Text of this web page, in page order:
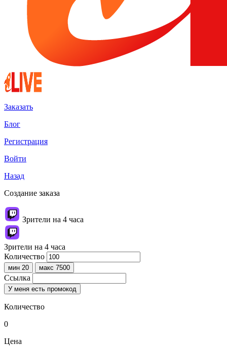
Заказать
Блог
Регистрация
Войти
Назад
Создание заказа
Зрители на 4 часа
Зрители на 4 часа
Количество
мин 20 макс 7500
Ссылка
У меня есть промокод
Количество
0
Цена